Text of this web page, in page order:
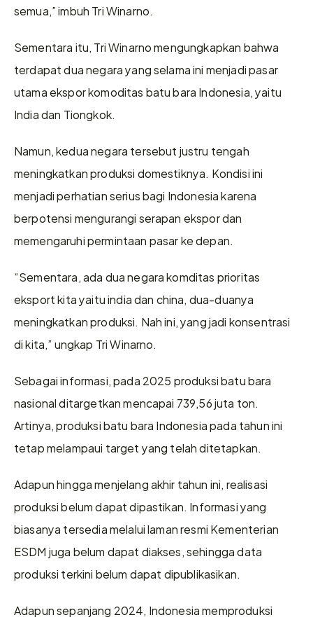
semua,” imbuh Tri Winarno.
Sementara itu, Tri Winarno mengungkapkan bahwa
terdapat dua negara yang selama ini menjadi pasar
utama ekspor komoditas batu bara Indonesia, yaitu
India dan Tiongkok.
Namun, kedua negara tersebut justru tengah
meningkatkan produksi domestiknya. Kondisi ini
menjadi perhatian serius bagi Indonesia karena
berpotensi mengurangi serapan ekspor dan
memengaruhi permintaan pasar ke depan.
“Sementara, ada dua negara komditas prioritas
eksport kita yaitu india dan china, dua-duanya
meningkatkan produksi. Nah ini, yang jadi konsentrasi
di kita,” ungkap Tri Winarno.
Sebagai informasi, pada 2025 produksi batu bara
nasional ditargetkan mencapai 739,56 juta ton.
Artinya, produksi batu bara Indonesia pada tahun ini
tetap melampaui target yang telah ditetapkan.
Adapun hingga menjelang akhir tahun ini, realisasi
produksi belum dapat dipastikan. Informasi yang
biasanya tersedia melalui laman resmi Kementerian
ESDM juga belum dapat diakses, sehingga data
produksi terkini belum dapat dipublikasikan.
Adapun sepanjang 2024, Indonesia memproduksi